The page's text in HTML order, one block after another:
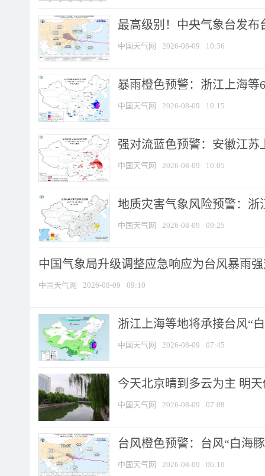
最高级别！中央气象台发布
中国天气网 2026-08-09 10:36
暴雨橙色预警：浙江上海等
中国天气网 2026-08-09 10:15
强对流蓝色预警：安徽江苏
中国天气网 2026-08-09 10:05
地质灾害气象风险预警：浙
中国天气网 2026-08-09 09:25
中国气象局升级调整应急响应为台风暴雨
中国天气网 2026-08-09 09:10
浙江上海等地将承接台风“
中国天气网 2026-08-09 07:45
今天北京晴到多云为主 明
中国天气网 2026-08-09 07:08
台风橙色预警：台风“白海
中国天气网 2026-08-09 06:10